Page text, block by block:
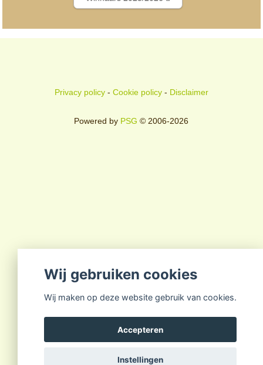
Privacy policy- Cookie policy- Disclaimer
Powered by PSG © 2006-2026
Wij gebruiken cookies
Wij maken op deze website gebruik van cookies.
Accepteren
Instellingen